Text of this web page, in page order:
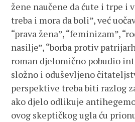
žene naučene da ćute i trpe i
treba i mora da boli”, već
“prava žena”, “feminizam”,
nasilje”, “borba protiv
roman djelomično pobudio
složno i oduševljeno
perspektive treba biti razlog
ako djelo odlikuje
ovog skeptičkog ugla ću